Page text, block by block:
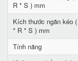
R * S ) mm
Kích thước ngăn kéo
* R * S ) mm
Tính năng